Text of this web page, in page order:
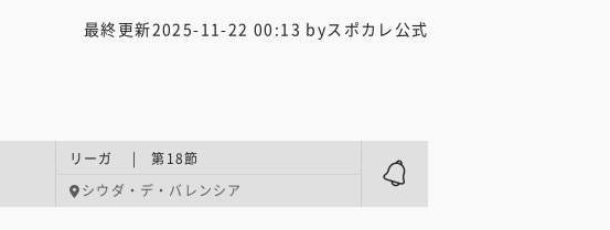
最終更新2025-11-22 00:13 byスポカレ公式
リーガ | 第18節
シウダ・デ・バレンシア